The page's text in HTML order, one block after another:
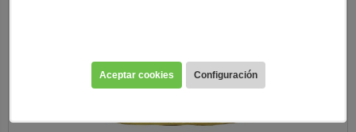
Aceptar cookies Configuración